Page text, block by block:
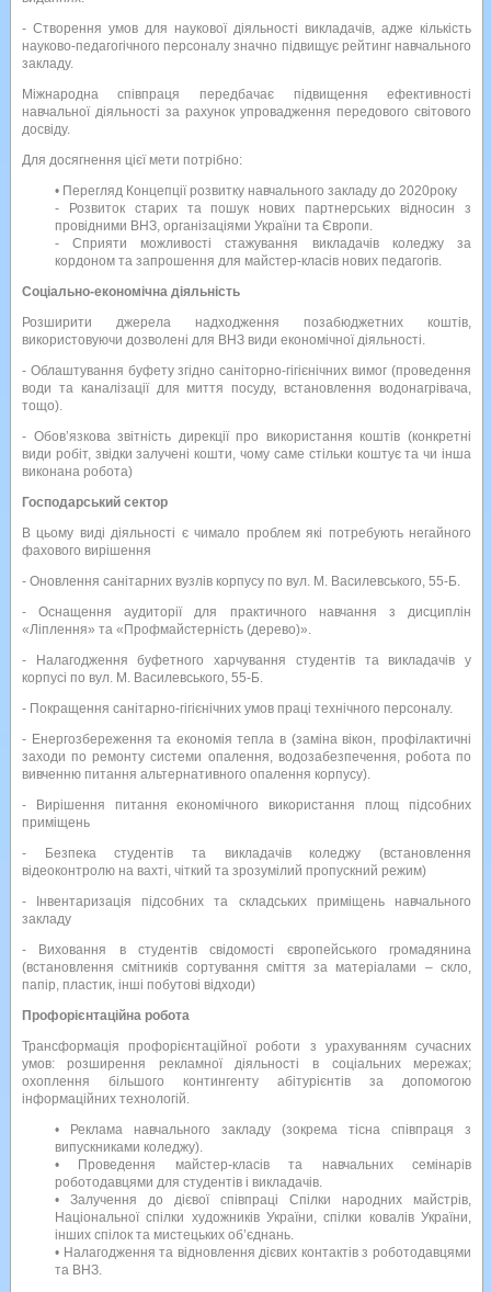
- Створення умов для наукової діяльності викладачів, адже кількість
науково-педагогічного персоналу значно підвищує рейтинг навчального
закладу.
Міжнародна співпраця передбачає підвищення ефективності
навчальної діяльності за рахунок упровадження передового світового
досвіду.
Для досягнення цієї мети потрібно:
• Перегляд Концепції розвитку навчального закладу до 2020року
- Розвиток старих та пошук нових партнерських відносин з
провідними ВНЗ, організаціями України та Європи.
- Сприяти можливості стажування викладачів коледжу за
кордоном та запрошення для майстер-класів нових педагогів.
Соціально-економічна діяльність
Розширити джерела надходження позабюджетних коштів,
використовуючи дозволені для ВНЗ види економічної діяльності.
- Облаштування буфету згідно саніторно-гігієнічних вимог (проведення
води та каналізації для миття посуду, встановлення водонагрівача,
тощо).
- Обов’язкова звітність дирекції про використання коштів (конкретні
види робіт, звідки залучені кошти, чому саме стільки коштує та чи інша
виконана робота)
Господарський сектор
В цьому виді діяльності є чимало проблем які потребують негайного
фахового вирішення
- Оновлення санітарних вузлів корпусу по вул. М. Василевського, 55-Б.
- Оснащення аудиторії для практичного навчання з дисциплін
«Ліплення» та «Профмайстерність (дерево)».
- Налагодження буфетного харчування студентів та викладачів у
корпусі по вул. М. Василевського, 55-Б.
- Покращення санітарно-гігієнічних умов праці технічного персоналу.
- Енергозбереження та економія тепла в (заміна вікон, профілактичні
заходи по ремонту системи опалення, водозабезпечення, робота по
вивченню питання альтернативного опалення корпусу).
- Вирішення питання економічного використання площ підсобних
приміщень
- Безпека студентів та викладачів коледжу (встановлення
відеоконтролю на вахті, чіткий та зрозумілий пропускний режим)
- Інвентаризація підсобних та складських приміщень навчального
закладу
- Виховання в студентів свідомості європейського громадянина
(встановлення смітників сортування сміття за матеріалами – скло,
папір, пластик, інші побутові відходи)
Профорієнтаційна робота
Трансформація профорієнтаційної роботи з урахуванням сучасних
умов: розширення рекламної діяльності в соціальних мережах;
охоплення більшого контингенту абітурієнтів за допомогою
інформаційних технологій.
• Реклама навчального закладу (зокрема тісна співпраця з
випускниками коледжу).
• Проведення майстер-класів та навчальних семінарів
роботодавцями для студентів і викладачів.
• Залучення до дієвої співпраці Спілки народних майстрів,
Національної спілки художників України, спілки ковалів України,
інших спілок та мистецьких об’єднань.
• Налагодження та відновлення дієвих контактів з роботодавцями
та ВНЗ.